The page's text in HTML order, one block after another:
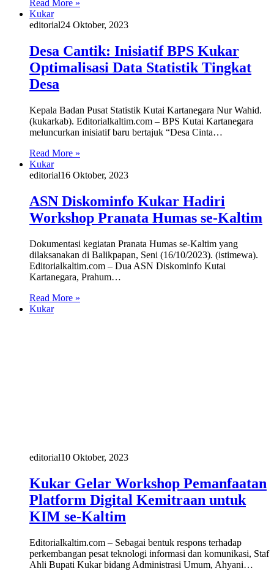
Read More »
Kukar
editorial24 Oktober, 2023
Desa Cantik: Inisiatif BPS Kukar
Optimalisasi Data Statistik Tingkat
Desa
Kepala Badan Pusat Statistik Kutai Kartanegara Nur Wahid.
(kukarkab). Editorialkaltim.com – BPS Kutai Kartanegara
meluncurkan inisiatif baru bertajuk “Desa Cinta…
Read More »
Kukar
editorial16 Oktober, 2023
ASN Diskominfo Kukar Hadiri
Workshop Pranata Humas se-Kaltim
Dokumentasi kegiatan Pranata Humas se-Kaltim yang
dilaksanakan di Balikpapan, Seni (16/10/2023). (istimewa).
Editorialkaltim.com – Dua ASN Diskominfo Kutai
Kartanegara, Prahum…
Read More »
Kukar
editorial10 Oktober, 2023
Kukar Gelar Workshop Pemanfaatan
Platform Digital Kemitraan untuk
KIM se-Kaltim
Editorialkaltim.com – Sebagai bentuk respons terhadap
perkembangan pesat teknologi informasi dan komunikasi, Staf
Ahli Bupati Kukar bidang Administrasi Umum, Ahyani…